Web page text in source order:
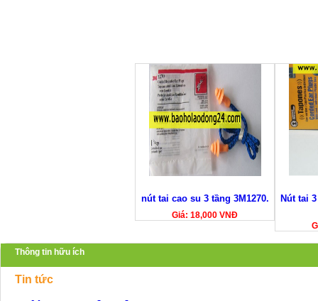
nút tai cao su 3 tầng 3M1270.
Giá: 18,000 VNĐ
Nút tai
Thông tin hữu ích
Tin tức